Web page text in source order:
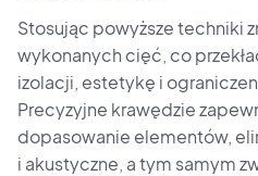
Stosując powyższe techniki
wykonanych cięć, co
izolacji, estetykę i
Precyzyjne krawędzie
dopasowanie elementów,
i akustyczne, a tym samym